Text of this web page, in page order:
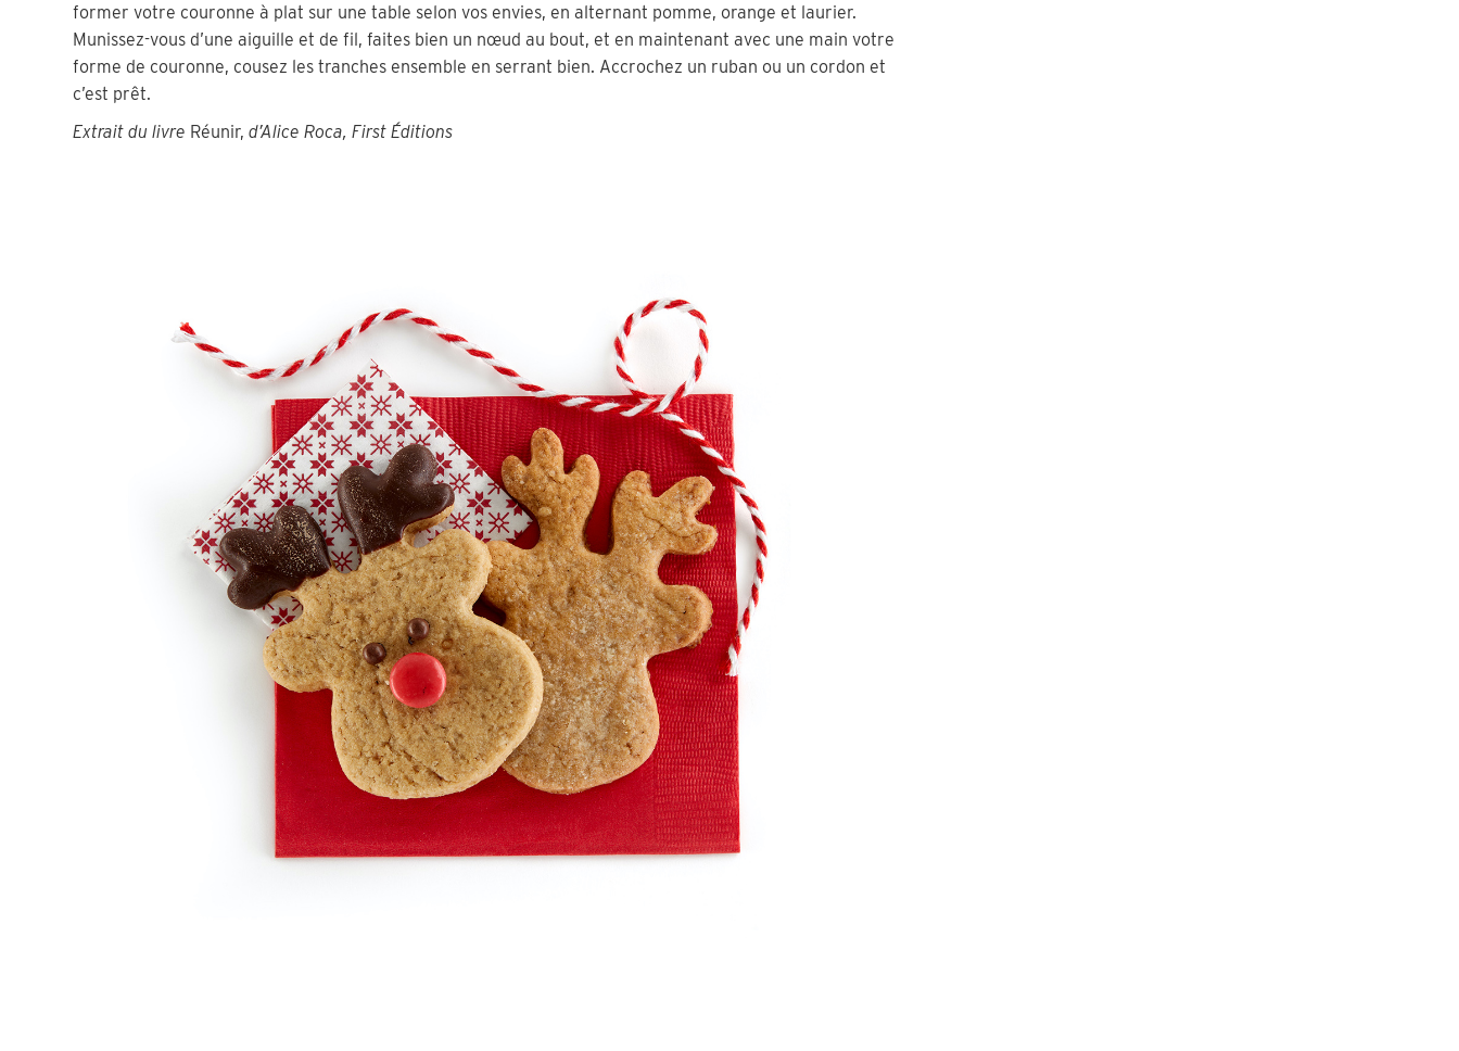
former votre couronne à plat sur une table selon vos envies, en alternant pomme, orange et laurier.
Munissez-vous d’une aiguille et de fil, faites bien un nœud au bout, et en maintenant avec une main votre
forme de couronne, cousez les tranches ensemble en serrant bien. Accrochez un ruban ou un cordon et
c’est prêt.
Extrait du livre Réunir, d’Alice Roca, First Éditions